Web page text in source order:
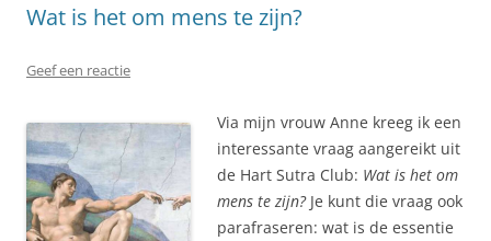
Wat is het om mens te zijn?
Geef een reactie
Via mijn vrouw Anne kreeg ik een
interessante vraag aangereikt uit
de Hart Sutra Club: Wat is het om
mens te zijn?Je kunt die vraag ook
parafraseren: wat is de essentie